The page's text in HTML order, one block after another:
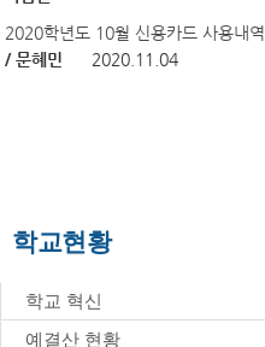
2020학년도 10월 신용카드 사용내역
/ 문혜민
2020.11.04
학교현황
학교 혁신
예결산 현황